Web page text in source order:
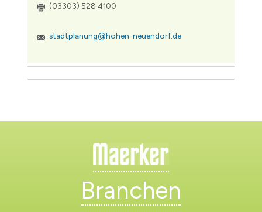
(03303) 528 4100
stadtplanung@hohen-neuendorf.de
Branchen